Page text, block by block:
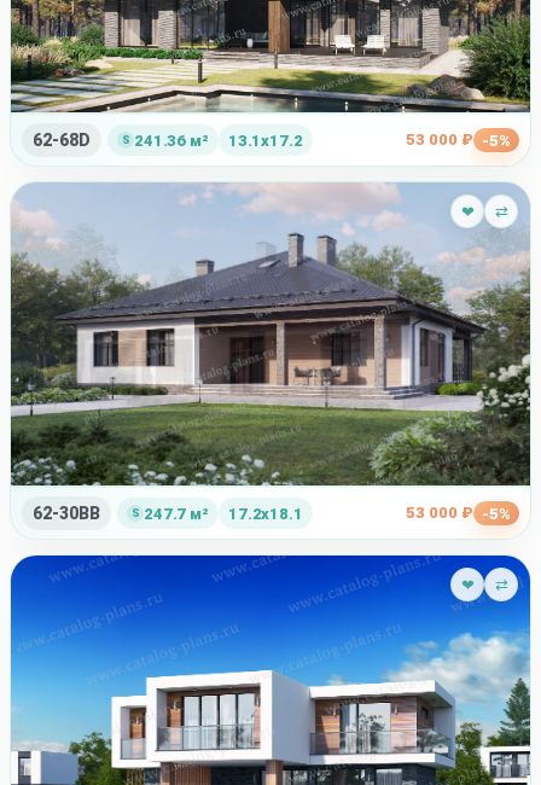
62-68D 241.36 м² 13.1x17.2 53 000 ₽ -5%
❤ ⇄
62-30BB 247.7 м² 17.2x18.1 53 000 ₽ -5%
❤ ⇄